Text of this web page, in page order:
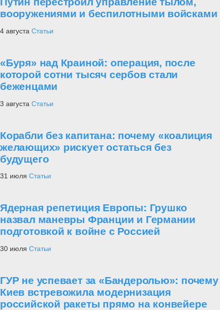
вооружениями и беспилотными войсками
4 августа Статьи
«Буря» над Краиной: операция, после
которой сотни тысяч сербов стали
беженцами
3 августа Статьи
Корабли без капитана: почему «коалиция
желающих» рискует остаться без
будущего
31 июля Статьи
Ядерная репетиция Европы: Грушко
назвал маневры Франции и Германии
подготовкой к войне с Россией
30 июля Статьи
ГУР не успевает за «Бандеролью»: почему
Киев встревожила модернизация
российской ракеты прямо на конвейере